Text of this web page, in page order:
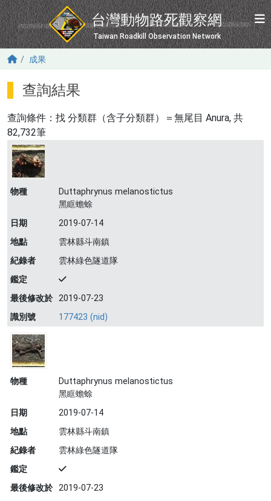
移至主內容
台灣動物路死觀察網
Taiwan Roadkill Observation Network
成果
查詢結果
查詢條件：找 分類群（含子分類群）＝無尾目 Anura, 共
82,732筆
物種
Duttaphrynus melanostictus
黑眶蟾蜍
日期
2019-07-14
地點
雲林縣斗南鎮
紀錄者
雲林綠色隧道隊
鑑定
最後修改於 2019-07-23
識別號
177423 (nid)
物種
Duttaphrynus melanostictus
黑眶蟾蜍
日期
2019-07-14
地點
雲林縣斗南鎮
紀錄者
雲林綠色隧道隊
鑑定
最後修改於 2019-07-23